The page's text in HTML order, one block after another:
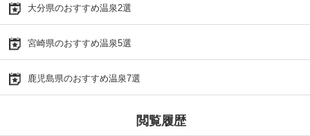
大分県のおすすめ温泉2選
宮崎県のおすすめ温泉5選
鹿児島県のおすすめ温泉7選
閲覧履歴